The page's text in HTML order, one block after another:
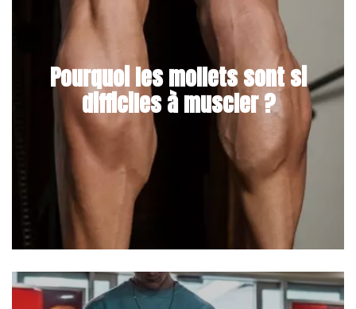
Pourquoi les mollets sont si
difficiles à muscler ?